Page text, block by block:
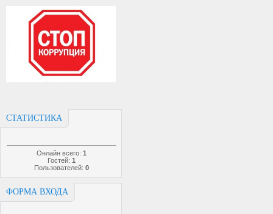
СТАТИСТИКА
Онлайн всего: 1
Гостей: 1
Пользователей: 0
ФОРМА ВХОДА